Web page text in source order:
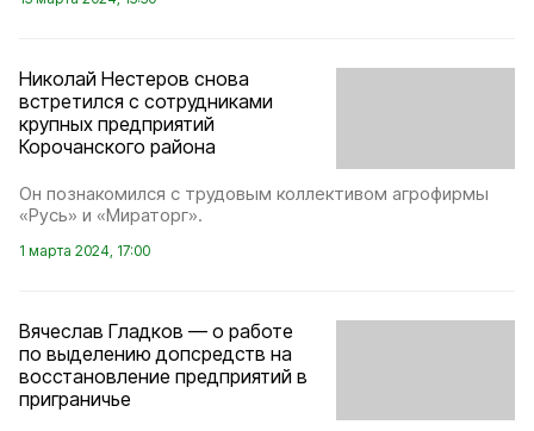
Николай Нестеров снова
встретился с сотрудниками
крупных предприятий
Корочанского района
Он познакомился с трудовым коллективом агрофирмы
«Русь» и «Мираторг».
1 марта 2024, 17:00
Вячеслав Гладков — о работе
по выделению допсредств на
восстановление предприятий в
приграничье